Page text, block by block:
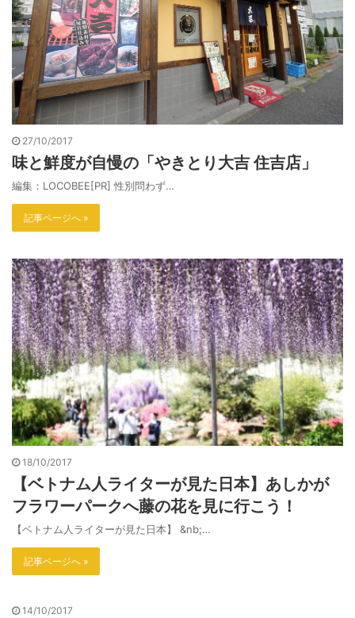
27/10/2017
味と鮮度が自慢の「やきとり大吉 住吉店」
編集：LOCOBEE[PR] 性別問わず…
記事ページへ »
18/10/2017
【ベトナム人ライターが見た日本】あしかが
フラワーパークへ藤の花を見に行こう！
【ベトナム人ライターが見た日本】 &nb;…
記事ページへ »
14/10/2017